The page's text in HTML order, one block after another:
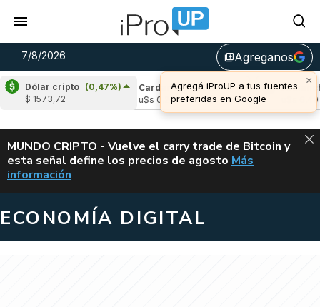
7/8/2026 library_addAgreganos
×
Agregá iProUP a tus fuentes
preferidas en Google
Dólar cripto (0,47%)
$ 1573,72
(-0,84%)
Cardano
(4,88%)
u$s 0,20
Avalanche
u$s 6,49
ALERTA
MUNDO CRIPTO - Vuelve el carry trade de Bitcoin y
esta señal define los precios de agosto VUELVE EL
Más
información
ECONOMÍA DIGITAL